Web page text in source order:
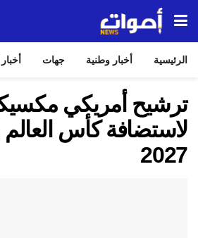
الرئيسية أخبار وطنية جهات
ترشيح أمريكي
لاستضافة كأس
2027